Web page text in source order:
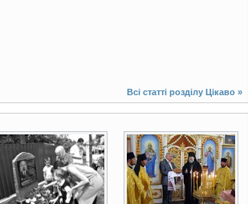
Всі статті розділу Цікаво »
2 фото 8 фото